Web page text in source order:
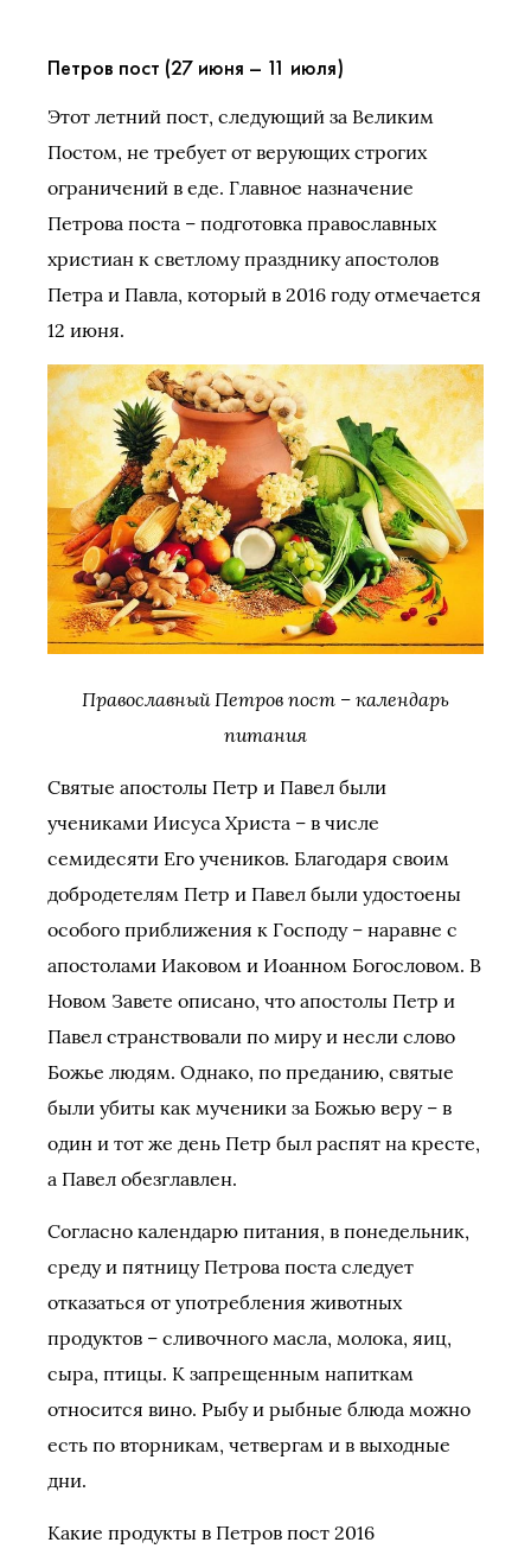
Петров пост (27 июня – 11 июля)
Этот летний пост, следующий за Великим
Постом, не требует от верующих строгих
ограничений в еде. Главное назначение
Петрова поста – подготовка православных
христиан к светлому празднику апостолов
Петра и Павла, который в 2016 году отмечается
12 июня.
Православный Петров пост – календарь
питания
Святые апостолы Петр и Павел были
учениками Иисуса Христа – в числе
семидесяти Его учеников. Благодаря своим
добродетелям Петр и Павел были удостоены
особого приближения к Господу – наравне с
апостолами Иаковом и Иоанном Богословом. В
Новом Завете описано, что апостолы Петр и
Павел странствовали по миру и несли слово
Божье людям. Однако, по преданию, святые
были убиты как мученики за Божью веру – в
один и тот же день Петр был распят на кресте,
а Павел обезглавлен.
Согласно календарю питания, в понедельник,
среду и пятницу Петрова поста следует
отказаться от употребления животных
продуктов – сливочного масла, молока, яиц,
сыра, птицы. К запрещенным напиткам
относится вино. Рыбу и рыбные блюда можно
есть по вторникам, четвергам и в выходные
дни.
Какие продукты в Петров пост 2016